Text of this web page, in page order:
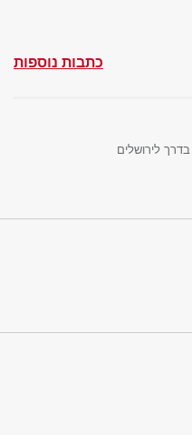
כתבות נוספות
לירושלים